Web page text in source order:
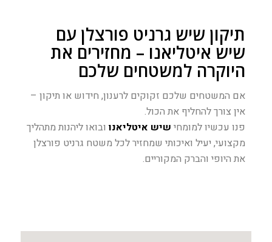
תיקון שיש גרניט פורצלן עם
שיש איטליאנו – מחזירים את
היוקרה למשטחים שלכם
אם המשטחים שלכם זקוקים לרענון, חידוש או תיקון –
אין צורך להחליף את הכול.
פנו עכשיו למומחי שיש איטליאנוובואו ליהנות מתהליך
מקצועי, יעיל ואיכותי שמחזיר לכל משטח גרניט פורצלן
את היופי והברק המקוריים.